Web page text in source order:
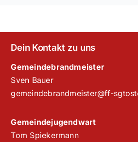
Dein Kontakt zu uns
Gemeindebrandmeister
Sven Bauer
gemeindebrandmeister@ff-
Gemeindejugendwart
Tom Spiekermann